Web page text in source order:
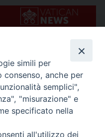
simili per
anche per
semplici",
"misurazione" e
specificato nella
all'utilizzo dei